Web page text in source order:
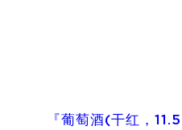
『葡萄酒(干红，